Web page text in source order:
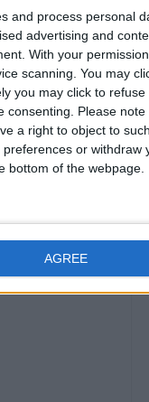
and process personal
advertising and
With your
scanning. You may
you may click to refuse
consenting.
Please note
a right to object to such
or withdraw
bottom of the webpage.
AGREE